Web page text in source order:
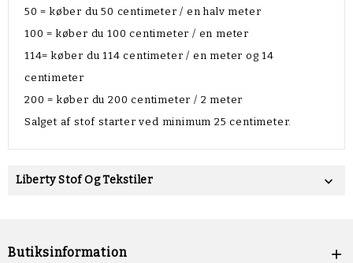
50 = køber du 50 centimeter / en halv meter
100 = køber du 100 centimeter / en meter
114= køber du 114 centimeter / en meter og 14
centimeter
200 = køber du 200 centimeter / 2 meter
Salget af stof starter ved minimum 25 centimeter.
Liberty Stof Og Tekstiler 
Butiksinformation 